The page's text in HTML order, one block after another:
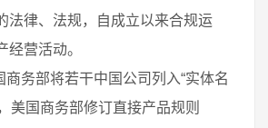
法律、法规，自成立以来合规运
经营活动。
务部将若干中国公司列入“实体名
美国商务部修订直接产品规则